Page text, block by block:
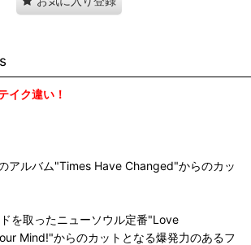
イク違い！
アルバム"Times Have Changed"からのカッ
を取ったニューソウル定番"Love
Mind!"からのカットとなる爆発力のあるフ